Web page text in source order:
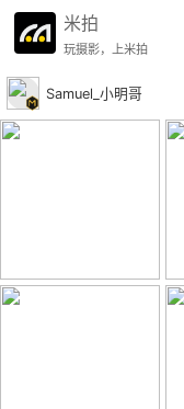
米拍
玩摄影，上米拍
Samuel_小明哥